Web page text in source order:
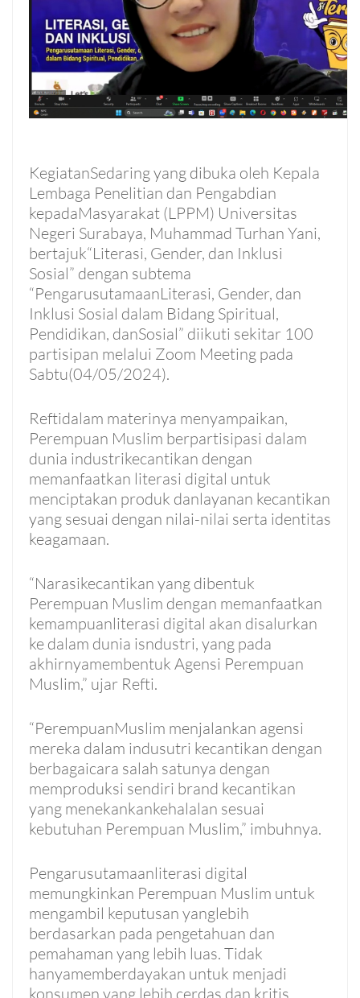
KegiatanSedaring yang dibuka oleh Kepala
Lembaga Penelitian dan Pengabdian
kepadaMasyarakat (LPPM) Universitas
Negeri Surabaya, Muhammad Turhan Yani,
bertajuk“Literasi, Gender, dan Inklusi
Sosial” dengan subtema
“PengarusutamaanLiterasi, Gender, dan
Inklusi Sosial dalam Bidang Spiritual,
Pendidikan, danSosial” diikuti sekitar 100
partisipan melalui Zoom Meeting pada
Sabtu(04/05/2024).
Reftidalam materinya menyampaikan,
Perempuan Muslim berpartisipasi dalam
dunia industrikecantikan dengan
memanfaatkan literasi digital untuk
menciptakan produk danlayanan kecantikan
yang sesuai dengan nilai-nilai serta identitas
keagamaan.
“Narasikecantikan yang dibentuk
Perempuan Muslim dengan memanfaatkan
kemampuanliterasi digital akan disalurkan
ke dalam dunia isndustri, yang pada
akhirnyamembentuk Agensi Perempuan
Muslim,” ujar Refti.
“PerempuanMuslim menjalankan agensi
mereka dalam indusutri kecantikan dengan
berbagaicara salah satunya dengan
memproduksi sendiri brand kecantikan
yang menekankankehalalan sesuai
kebutuhan Perempuan Muslim,” imbuhnya.
Pengarusutamaanliterasi digital
memungkinkan Perempuan Muslim untuk
mengambil keputusan yanglebih
berdasarkan pada pengetahuan dan
pemahaman yang lebih luas. Tidak
hanyamemberdayakan untuk menjadi
konsumen yang lebih cerdas dan kritis,